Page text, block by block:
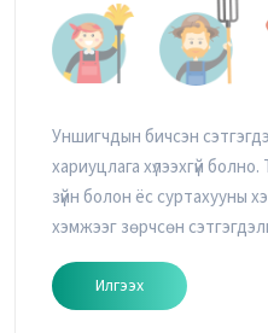
Уншигчдын бичсэн
хариуцлага хүлээхгүй
зүйн болон ёс суртахууны
хэмжээг зөрчсөн
Илгээх